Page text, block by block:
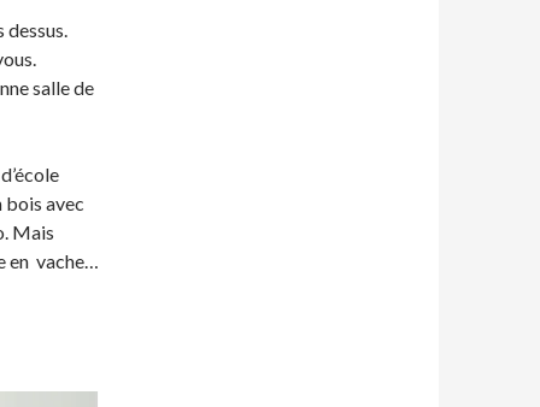
dessus.
salle de
bois avec
Mais
en vache…